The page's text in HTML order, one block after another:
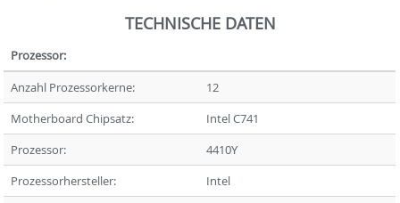
TECHNISCHE DATEN
Prozessor:
Anzahl Prozessorkerne:
12
Motherboard Chipsatz:
Intel C741
Prozessor:
4410Y
Prozessorhersteller:
Intel